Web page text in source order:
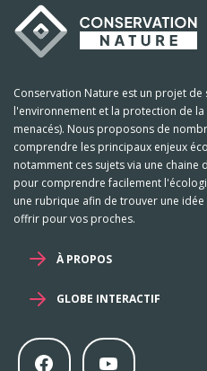
Conservation Nature est un projet
l'environnement et la protection de
menacés). Nous proposons de
comprendre les principaux enjeux
notamment ces sujets via une
pour comprendre facilement
une rubrique afin de trouver une
offrir pour vos proches.
À PROPOS
GLOBE INTERACTIF